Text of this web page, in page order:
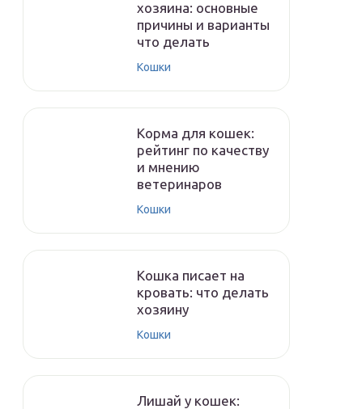
хозяина: основные
причины и варианты
что делать
Кошки
Корма для кошек:
рейтинг по качеству
и мнению
ветеринаров
Кошки
Кошка писает на
кровать: что делать
хозяину
Кошки
Лишай у кошек: